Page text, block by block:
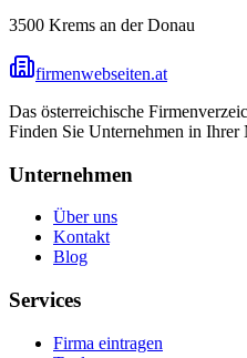
3500 Krems an der Donau
firmenwebseiten.at
Das österreichische
Finden Sie Unternehmen in Ihrer
Unternehmen
Über uns
Kontakt
Blog
Services
Firma eintragen